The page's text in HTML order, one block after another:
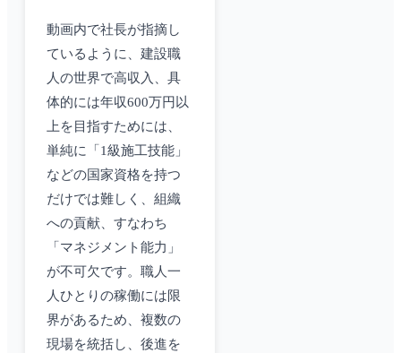
動画内で社長が指摘し
ているように、建設職
人の世界で高収入、具
体的には年収600万円以
上を目指すためには、
単純に「1級施工技能」
などの国家資格を持つ
だけでは難しく、組織
への貢献、すなわち
「マネジメント能力」
が不可欠です。職人一
人ひとりの稼働には限
界があるため、複数の
現場を統括し、後進を